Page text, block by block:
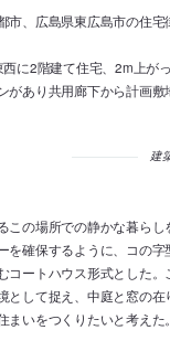
市、広島県東広島市の住宅
に2階建て住宅、2m上が
があり共用廊下から計画敷
建
この場所での静かな暮ら
を確保するように、コの
コートハウス形式とした
として捉え、中庭と窓の在
まいをつくりたいと考え